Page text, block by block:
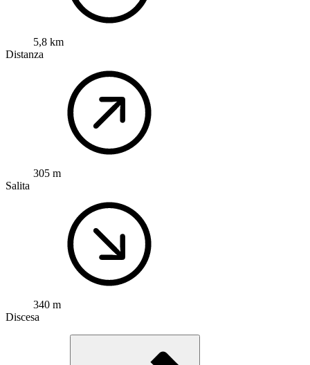
5,8 km
Distanza
305 m
Salita
340 m
Discesa